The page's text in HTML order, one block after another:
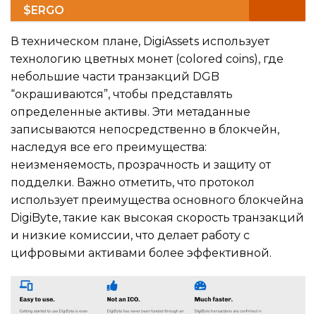
$ERGO
В техническом плане, DigiAssets использует
технологию цветных монет (colored coins), где
небольшие части транзакций DGB
“окрашиваются”, чтобы представлять
определенные активы. Эти метаданные
записываются непосредственно в блокчейн,
наследуя все его преимущества:
неизменяемость, прозрачность и защиту от
подделки. Важно отметить, что протокол
использует преимущества основного блокчейна
DigiByte, такие как высокая скорость транзакций
и низкие комиссии, что делает работу с
цифровыми активами более эффективной.